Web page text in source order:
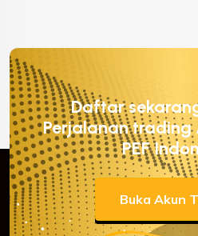
Daftar
Perjalanan
PEF
Buka Akun